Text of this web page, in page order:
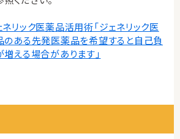
ネリック医薬品活用術「ジェネリック医
のある先発医薬品を希望すると自己負
増える場合があります」